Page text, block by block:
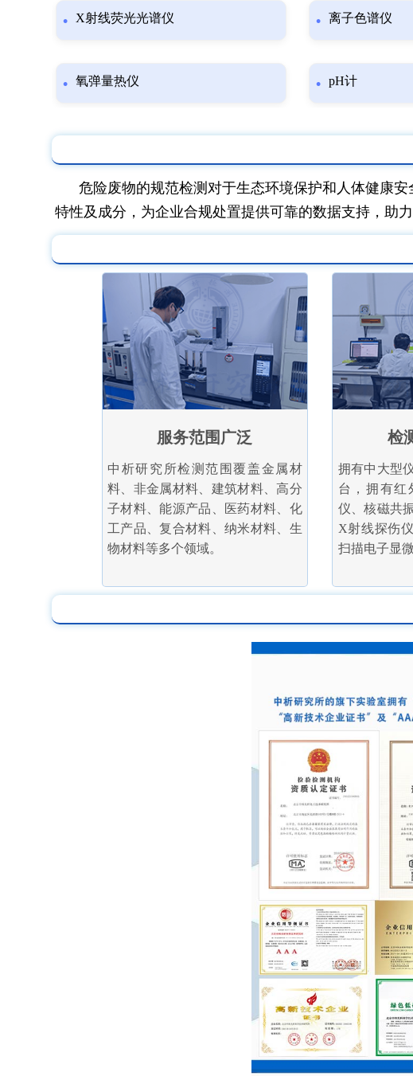
X射线荧光光谱仪 离子色谱仪
氧弹量热仪 pH计
危险废物的规范检测对于生态环境保护和人体健康
特性及成分，为企业合规处置提供可靠的数据支持，助
服务范围广泛
中析研究所检测范围覆盖金属材
料、非金属材料、建筑材料、高分
子材料、能源产品、医药材料、化
工产品、复合材料、纳米材料、生
物材料等多个领域。
检
拥有中大型
台，拥有红
仪、核磁共
X射线探伤
扫描电子显